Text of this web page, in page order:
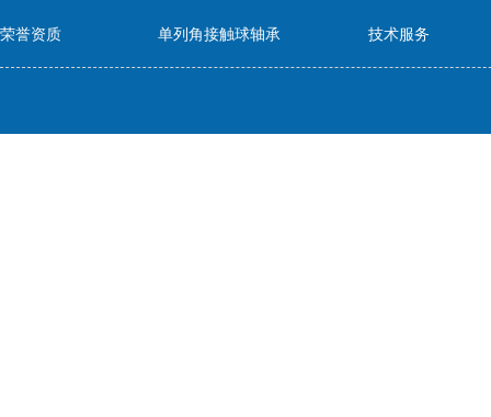
荣誉资质 单列角接触球轴承 技术服务